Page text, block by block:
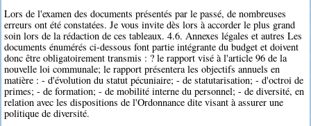
Lors de l'examen des documents présentés par le passé, de nombreuses
erreurs ont été constatées. Je vous invite dès lors à accorder le plus grand
soin lors de la rédaction de ces tableaux. 4.6. Annexes légales et autres Les
documents énumérés ci-dessous font partie intégrante du budget et doivent
donc être obligatoirement transmis : ? le rapport visé à l'article 96 de la
nouvelle loi communale; le rapport présentera les objectifs annuels en
matière : - d'évolution du statut pécuniaire; - de statutarisation; - d'octroi de
primes; - de formation; - de mobilité interne du personnel; - de diversité, en
relation avec les dispositions de l'Ordonnance dite visant à assurer une
politique de diversité.